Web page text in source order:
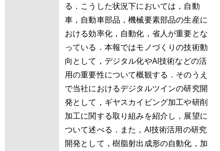
る．こうした状況下においては，自動
車，自動車部品，機械要素部品の生産に
おける効率化，自動化，省人が重要とな
っている．本報ではモノづくりの技術動
向として，デジタル化やAI技術などの活
用の重要性について概観する．そのうえ
で当社におけるデジタルツインの研究開
発として，ギヤスカイビング加工や研削
加工に関する取り組みを紹介し，展望に
ついて述べる．また，AI技術活用の研究
開発として，樹脂射出成形の自動化，加